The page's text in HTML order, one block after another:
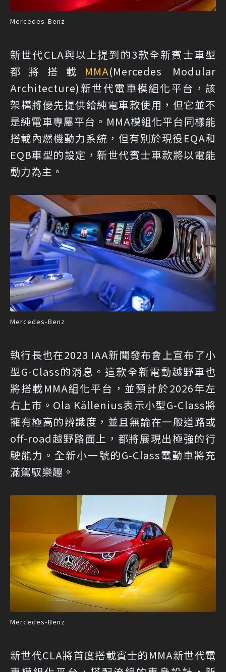
Mercedes-Benz
新世代CLA與以上提到的3款全新賓士車型
都將搭載 MMA(Mercedes Modular
Architecture)新世代電車模組化平台，該
架構將優先提供給純電車款使用，但它並不
是純電車專屬平台。MMA模組化平台同樣能
搭載內燃機動力系統，但有別於現役EQA和
EQB車型的設定，新世代賓士車款將以電能
動力為主。
Mercedes-Benz
執行長也在2023 IAA新聞發布會上宣布了小
型G-Class的消息。這款全新電動越野車也
將搭載MMA組化平台，並預計於2026年左
右上市。Ola Källenius表示小型G-Class將
擁有極高的辨識度，並且無論在一般道路或
off-road越野路面上，都將展現出極強的行
駛能力。全新小一號的G-Class電動車將充
滿駕馭樂趣。
Mercedes-Benz
新世代CLA將首度搭載賓士的MMA新世代電